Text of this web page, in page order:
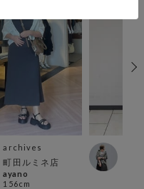
archives
町田ルミネ店
ayano
156cm